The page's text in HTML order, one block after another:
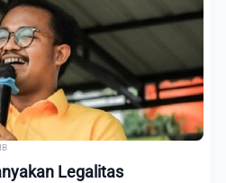
Legalitas